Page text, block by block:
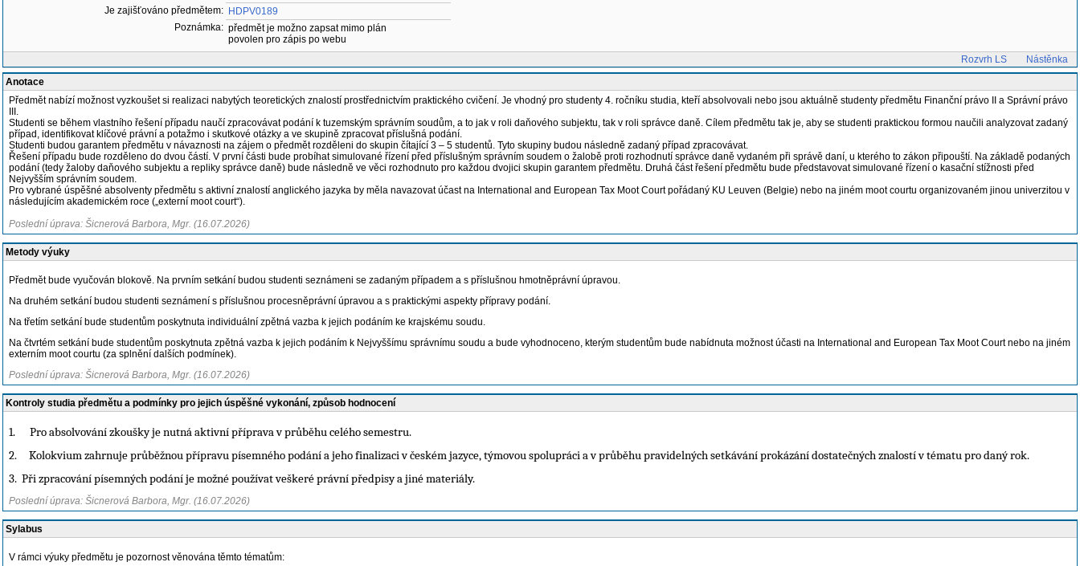
Je zajišťováno předmětem: HDPV0189
Poznámka: předmět je možno zapsat mimo plán
povolen pro zápis po webu
Rozvrh LS
Nástěnka
Anotace
Předmět nabízí možnost vyzkoušet si realizaci nabytých teoretických znalostí prostřednictvím praktického cvičení. Je vhodný pro studenty 4. ročníku studia, kteří absolvovali nebo jsou aktuálně studenty předmětu Finanční právo II a Správní právo
III.
Studenti se během vlastního řešení případu naučí zpracovávat podání k tuzemským správním soudům, a to jak v roli daňového subjektu, tak v roli správce daně. Cílem předmětu tak je, aby se studenti praktickou formou naučili analyzovat zadaný
případ, identifikovat klíčové právní a potažmo i skutkové otázky a ve skupině zpracovat příslušná podání.
Studenti budou garantem předmětu v návaznosti na zájem o předmět rozděleni do skupin čítající 3 – 5 studentů. Tyto skupiny budou následně zadaný případ zpracovávat.
Řešení případu bude rozděleno do dvou částí. V první části bude probíhat simulované řízení před příslušným správním soudem o žalobě proti rozhodnutí správce daně vydaném při správě daní, u kterého to zákon připouští. Na základě podaných
podání (tedy žaloby daňového subjektu a repliky správce daně) bude následně ve věci rozhodnuto pro každou dvojici skupin garantem předmětu. Druhá část řešení předmětu bude představovat simulované řízení o kasační stížnosti před
Nejvyšším správním soudem.
Pro vybrané úspěšné absolventy předmětu s aktivní znalostí anglického jazyka by měla navazovat účast na International and European Tax Moot Court pořádaný KU Leuven (Belgie) nebo na jiném moot courtu organizovaném jinou univerzitou v
následujícím akademickém roce („externí moot court“).
Poslední úprava: Šicnerová Barbora, Mgr. (16.07.2026)
Metody výuky
Předmět bude vyučován blokově. Na prvním setkání budou studenti seznámeni se zadaným případem a s příslušnou hmotněprávní úpravou.
Na druhém setkání budou studenti seznámení s příslušnou procesněprávní úpravou a s praktickými aspekty přípravy podání.
Na třetím setkání bude studentům poskytnuta individuální zpětná vazba k jejich podáním ke krajskému soudu.
Na čtvrtém setkání bude studentům poskytnuta zpětná vazba k jejich podáním k Nejvyššímu správnímu soudu a bude vyhodnoceno, kterým studentům bude nabídnuta možnost účasti na International and European Tax Moot Court nebo na jiném
externím moot courtu (za splnění dalších podmínek).
Poslední úprava: Šicnerová Barbora, Mgr. (16.07.2026)
Kontroly studia předmětu a podmínky pro jejich úspěšné vykonání, způsob hodnocení
1.
Pro absolvování zkoušky je nutná aktivní příprava v průběhu celého semestru.
2.
Kolokvium zahrnuje průběžnou přípravu písemného podání a jeho finalizaci v českém jazyce, týmovou spolupráci a v průběhu pravidelných setkávání prokázání dostatečných znalostí v tématu pro daný rok.
3. Při zpracování písemných podání je možné používat veškeré právní předpisy a jiné materiály.
Poslední úprava: Šicnerová Barbora, Mgr. (16.07.2026)
Sylabus
V rámci výuky předmětu je pozornost věnována těmto tématům: